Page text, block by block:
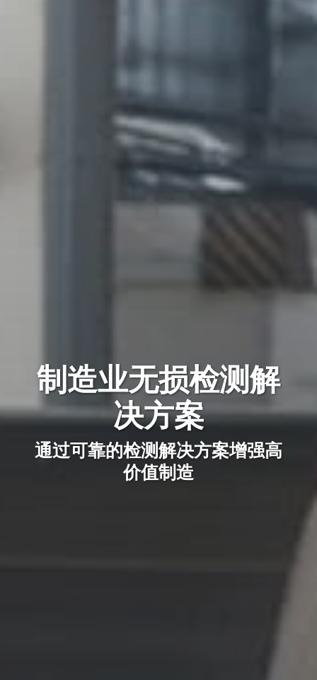
制造业无损检测解
决方案
通过可靠的检测解决方案增强高
价值制造